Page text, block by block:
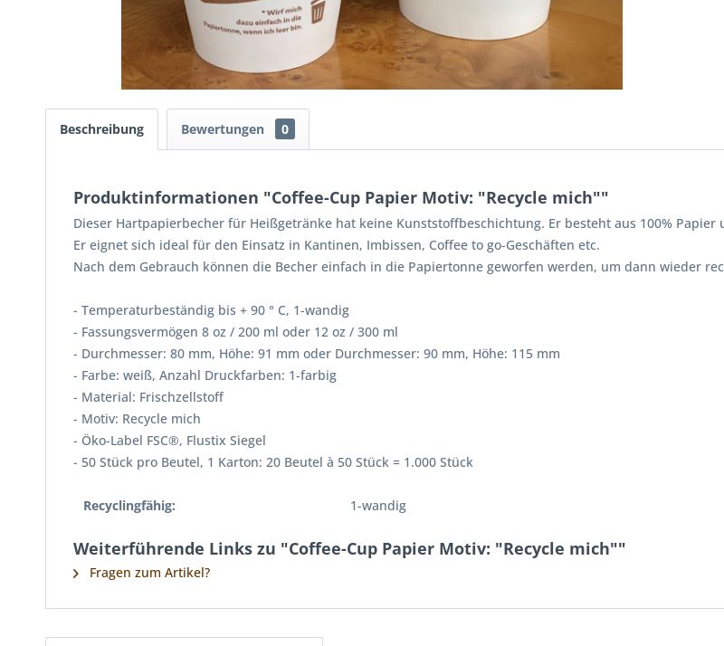
Beschreibung Bewertungen 0
Produktinformationen "Coffee-Cup Papier Motiv: "Recycle mich""
Dieser Hartpapierbecher für Heißgetränke hat keine Kunststoffbeschichtung. Er besteht aus 100% Papier
Er eignet sich ideal für den Einsatz in Kantinen, Imbissen, Coffee to go-Geschäften etc.
Nach dem Gebrauch können die Becher einfach in die Papiertonne geworfen werden, um dann wieder
- Temperaturbeständig bis + 90 ° C, 1-wandig
- Fassungsvermögen 8 oz / 200 ml oder 12 oz / 300 ml
- Durchmesser: 80 mm, Höhe: 91 mm oder Durchmesser: 90 mm, Höhe: 115 mm
- Farbe: weiß, Anzahl Druckfarben: 1-farbig
- Material: Frischzellstoff
- Motiv: Recycle mich
- Öko-Label FSC®, Flustix Siegel
- 50 Stück pro Beutel, 1 Karton: 20 Beutel à 50 Stück = 1.000 Stück
Recyclingfähig: 1-wandig
Weiterführende Links zu "Coffee-Cup Papier Motiv: "Recycle mich""
Fragen zum Artikel?